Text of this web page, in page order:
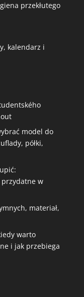
przekłutego
kalendarz i
model do
półki,
w
materiał,
warto
i jak przebiega